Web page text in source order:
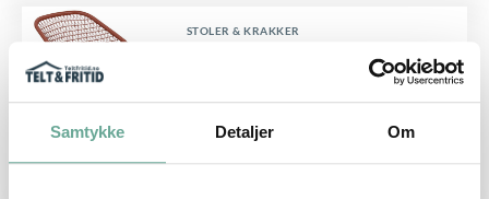
Samtykke Detaljer Om
STOLER & KRAKKER
Fermob Sixties rocking chair – flere
D
t